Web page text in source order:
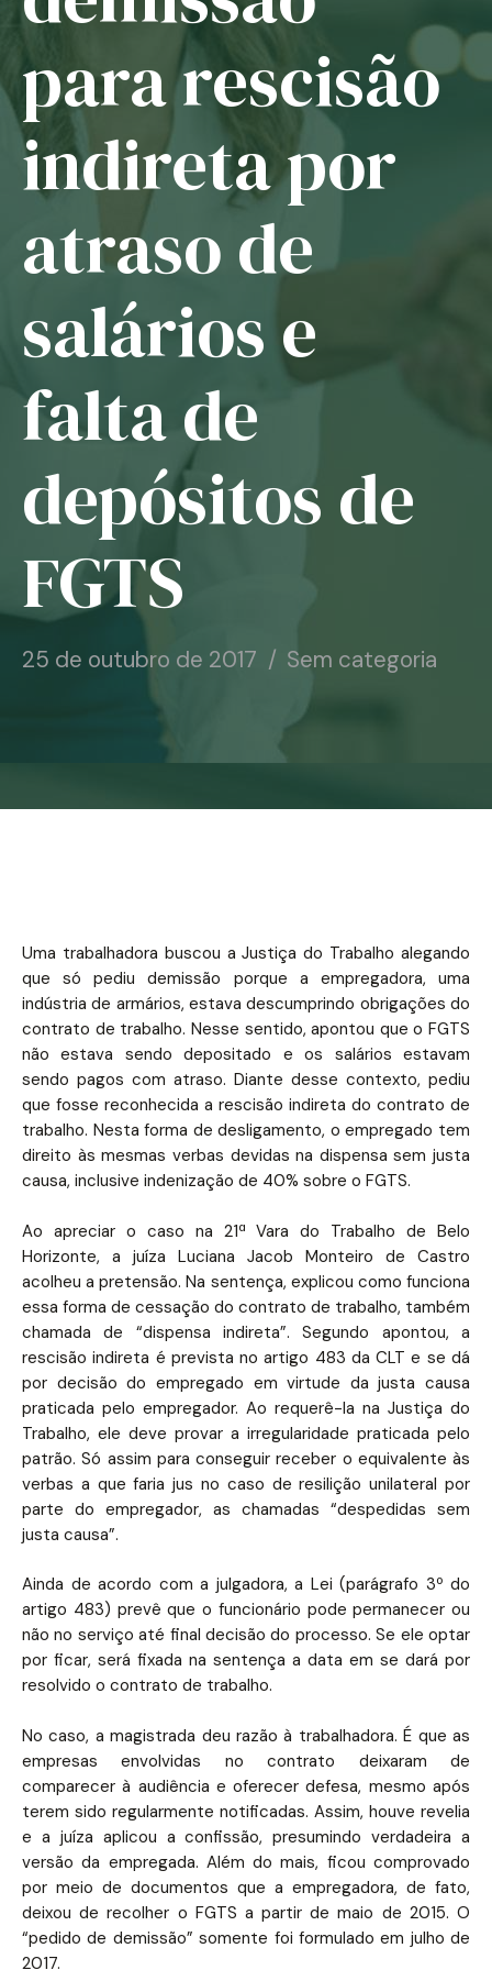
Notícias
Associe-se
para rescisão
indireta por
atraso de
salários e
falta de
depósitos de
FGTS
25 de outubro de 2017 Sem categoria
Uma trabalhadora buscou a Justiça do Trabalho alegando
que só pediu demissão porque a empregadora, uma
indústria de armários, estava descumprindo obrigações do
contrato de trabalho. Nesse sentido, apontou que o FGTS
não estava sendo depositado e os salários estavam
sendo pagos com atraso. Diante desse contexto, pediu
que fosse reconhecida a rescisão indireta do contrato de
trabalho. Nesta forma de desligamento, o empregado tem
direito às mesmas verbas devidas na dispensa sem justa
causa, inclusive indenização de 40% sobre o FGTS.
Ao apreciar o caso na 21ª Vara do Trabalho de Belo
Horizonte, a juíza Luciana Jacob Monteiro de Castro
acolheu a pretensão. Na sentença, explicou como funciona
essa forma de cessação do contrato de trabalho, também
chamada de “dispensa indireta”. Segundo apontou, a
rescisão indireta é prevista no artigo 483 da CLT e se dá
por decisão do empregado em virtude da justa causa
praticada pelo empregador. Ao requerê-la na Justiça do
Trabalho, ele deve provar a irregularidade praticada pelo
patrão. Só assim para conseguir receber o equivalente às
verbas a que faria jus no caso de resilição unilateral por
parte do empregador, as chamadas “despedidas sem
justa causa”.
Ainda de acordo com a julgadora, a Lei (parágrafo 3º do
artigo 483) prevê que o funcionário pode permanecer ou
não no serviço até final decisão do processo. Se ele optar
por ficar, será fixada na sentença a data em se dará por
resolvido o contrato de trabalho.
No caso, a magistrada deu razão à trabalhadora. É que as
empresas envolvidas no contrato deixaram de
comparecer à audiência e oferecer defesa, mesmo após
terem sido regularmente notificadas. Assim, houve revelia
e a juíza aplicou a confissão, presumindo verdadeira a
versão da empregada. Além do mais, ficou comprovado
por meio de documentos que a empregadora, de fato,
deixou de recolher o FGTS a partir de maio de 2015. O
“pedido de demissão” somente foi formulado em julho de
2017.